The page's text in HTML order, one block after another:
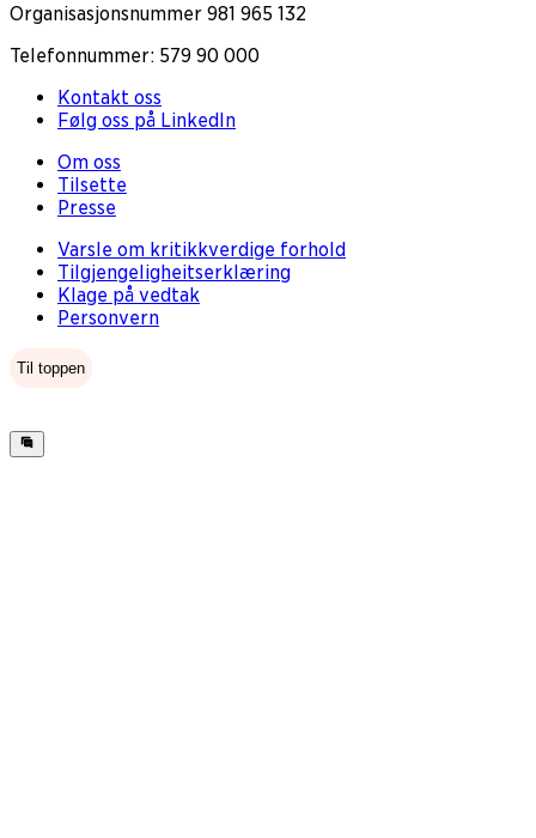
Organisasjonsnummer 981 965 132
Telefonnummer: 579 90 000
Kontakt oss
Følg oss på LinkedIn
Om oss
Tilsette
Presse
Varsle om kritikkverdige forhold
Tilgjengeligheitserklæring
Klage på vedtak
Personvern
Til toppen